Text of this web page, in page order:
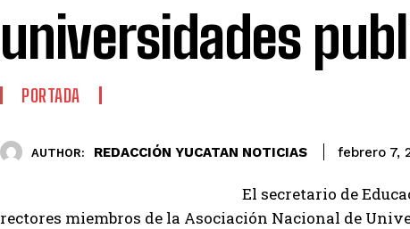
universidades
PORTADA
AUTHOR: REDACCIÓN YUCATAN NOTICIAS febrero 7,
El secretario de
rectores miembros de la Asociación Nacional de